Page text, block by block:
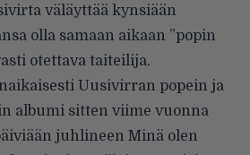
väläyttää kynsiään
olla samaan aikaan ”popin
otettava taiteilija.
Uusivirran popein ja
albumi sitten viime vuonna
juhlineen Minä olen